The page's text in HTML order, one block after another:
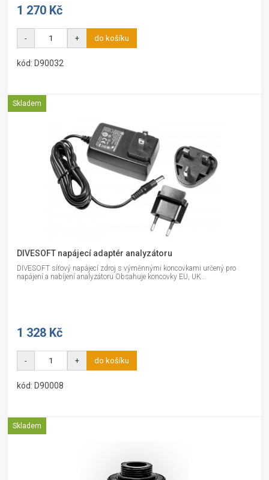
1 270 Kč
- + do košíku
kód: D90032
Skladem
DIVESOFT napájecí adaptér analyzátoru
DIVESOFT síťový napájecí zdroj s výměnnými koncovkami určený pro
napájení a nabíjení analyzátoru Obsahuje koncovky EU, UK...
1 328 Kč
- + do košíku
kód: D90008
Skladem